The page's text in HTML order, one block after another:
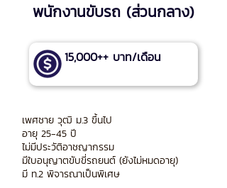
พนักงานขับรถ (ส่วนกลาง)
15,000++ บาท/เดือน
เพศชาย วุฒิ ม.3 ขึ้นไป
อายุ 25-45 ปี
ไม่มีประวัติอาชญากรรม
มีใบอนุญาตขับขี่รถยนต์ (ยังไม่หมดอายุ)
มี ท.2 พิจารณาเป็นพิเศษ